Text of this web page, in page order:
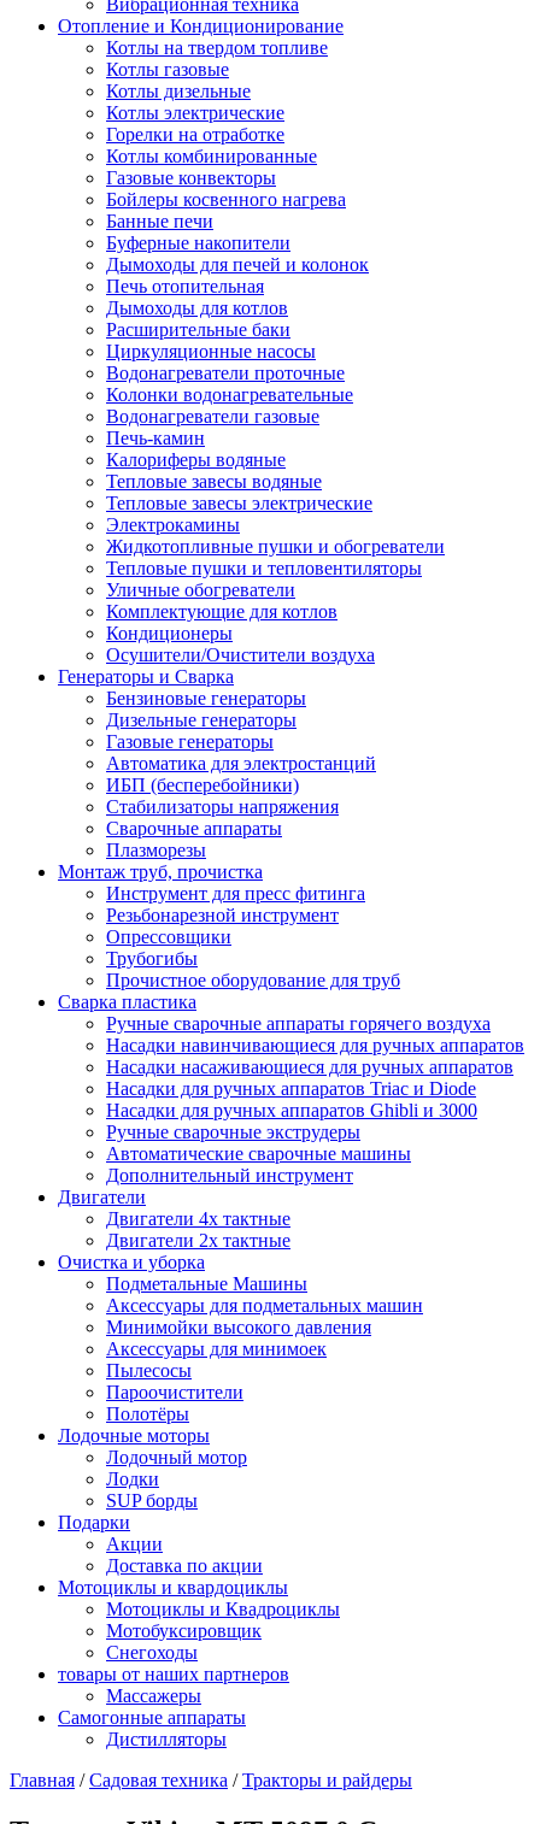
Вибрационная техника
Отопление и Кондиционирование
Котлы на твердом топливе
Котлы газовые
Котлы дизельные
Котлы электрические
Горелки на отработке
Котлы комбинированные
Газовые конвекторы
Бойлеры косвенного нагрева
Банные печи
Буферные накопители
Дымоходы для печей и колонок
Печь отопительная
Дымоходы для котлов
Расширительные баки
Циркуляционные насосы
Водонагреватели проточные
Колонки водонагревательные
Водонагреватели газовые
Печь-камин
Калориферы водяные
Тепловые завесы водяные
Тепловые завесы электрические
Электрокамины
Жидкотопливные пушки и обогреватели
Тепловые пушки и тепловентиляторы
Уличные обогреватели
Комплектующие для котлов
Кондиционеры
Осушители/Очистители воздуха
Генераторы и Сварка
Бензиновые генераторы
Дизельные генераторы
Газовые генераторы
Автоматика для электростанций
ИБП (бесперебойники)
Стабилизаторы напряжения
Сварочные аппараты
Плазморезы
Монтаж труб, прочистка
Инструмент для пресс фитинга
Резьбонарезной инструмент
Опрессовщики
Трубогибы
Прочистное оборудование для труб
Сварка пластика
Ручные сварочные аппараты горячего воздуха
Насадки навинчивающиеся для ручных аппаратов
Насадки насаживающиеся для ручных аппаратов
Насадки для ручных аппаратов Triac и Diode
Насадки для ручных аппаратов Ghibli и 3000
Ручные сварочные экструдеры
Автоматические сварочные машины
Дополнительный инструмент
Двигатели
Двигатели 4х тактные
Двигатели 2х тактные
Очистка и уборка
Подметальные Машины
Аксессуары для подметальных машин
Минимойки высокого давления
Аксессуары для минимоек
Пылесосы
Пароочистители
Полотёры
Лодочные моторы
Лодочный мотор
Лодки
SUP борды
Подарки
Акции
Доставка по акции
Мотоциклы и квардоциклы
Мотоциклы и Квадроциклы
Мотобуксировщик
Снегоходы
товары от наших партнеров
Массажеры
Самогонные аппараты
Дистилляторы
Главная /Садовая техника /Тракторы и райдеры